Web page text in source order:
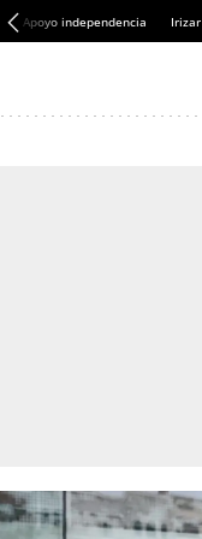
Apoyo independencia Irizar